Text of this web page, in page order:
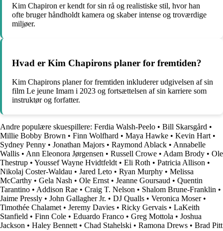
Kim Chapiron er kendt for sin rå og realistiske stil, hvor han
ofte bruger håndholdt kamera og skaber intense og troværdige
miljøer.
Hvad er Kim Chapirons planer for fremtiden?
Kim Chapirons planer for fremtiden inkluderer udgivelsen af sin
film Le jeune Imam i 2023 og fortsættelsen af sin karriere som
instruktør og forfatter.
Andre populære skuespillere: Ferdia Walsh-Peelo • Bill Skarsgård •
Millie Bobby Brown • Finn Wolfhard • Maya Hawke • Kevin Hart •
Sydney Penny • Jonathan Majors • Raymond Ablack • Annabelle
Wallis • Ann Eleonora Jørgensen • Russell Crowe • Adam Brody • Ole
Thestrup • Youssef Wayne Hvidtfeldt • Eli Roth • Patricia Allison •
Nikolaj Coster-Waldau • Jared Leto • Ryan Murphy • Melissa
McCarthy • Gela Nash • Ole Ernst • Jeanne Goursaud • Quentin
Tarantino • Addison Rae • Craig T. Nelson • Shalom Brune-Franklin •
Jaime Pressly • John Gallagher Jr. • DJ Qualls • Veronica Moser•
Timothée Chalamet • Jeremy Davies • Ricky Gervais • LaKeith
Stanfield • Finn Cole • Eduardo Franco • Greg Mottola • Joshua
Jackson • Haley Bennett • Chad Stahelski • Ramona Drews • Brad Pitt